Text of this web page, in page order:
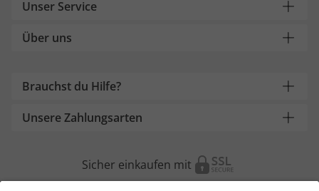
Unser Service
Über uns
Brauchst du Hilfe?
Unsere Zahlungsarten
Sicher einkaufen mit